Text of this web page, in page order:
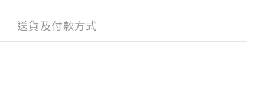
送貨及付款方式